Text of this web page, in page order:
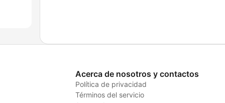
Acerca de nosotros y contactos
Política de privacidad
Términos del servicio